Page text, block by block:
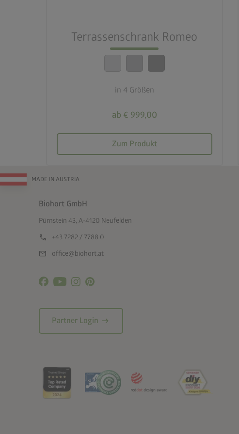
Terrassenschrank Romeo
in 4 Größen
ab € 999,00
Zum Produkt
Beste Sicherheitsstandards
calendar_month
MADE IN AUSTRIA
Biohort GmbH
Pürnstein 43, A-4120 Neufelden
call +43 7282 / 7788 0
mail office@biohort.at
Partner Login arrow_right_alt